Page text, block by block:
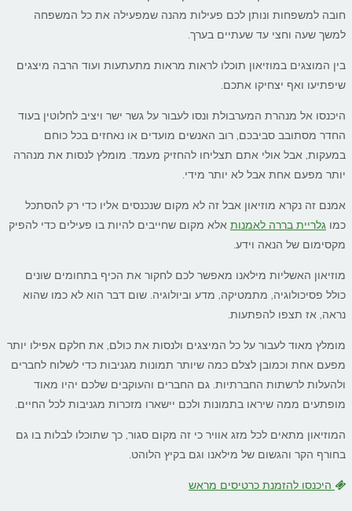
חובה למשפחות ונותן לכם פעילות מהנה שמפעילה את כל המשפחה
למשך שעה וחצי עד שעתיים בערך.
בין המוצגים במוזיאון תוכלו לראות מראות מתעתעות ועוד הרבה מיצגים
שיפתיעו ואף יצחיקו אתכם.
היכנסו אל מנהרת המערבולת ונסו לעבור על גשר ישר ויציב לחלוטין בעוד
החדר מסתובב סביבכם, רוב האנשים מועדים או נאחזים בכל כוחם
במעקות, אבל אולי אתם תצליחו להחזיק מעמד. מומלץ לנסות את מנהרה
יותר מפעם אחת אבל לא יותר מידי.
אמנם זה נקרא מוזיאון אבל זה לא מקום שנכנסים אליו כדי רק להסתכל
כמו גלריית בררה לאמנות אלא מקום שחייבים להיות בו פעילים כדי להפיק
מקסימום של הנאה וידע.
מוזיאון האשליות מילאנו מאפשר לכם לחקור את הכיף בתחומים שונים
כולל פסיכולוגיה, מתמטיקה, מדע וביולוגיה. שום דבר הוא לא כמו שהוא
נראה, אז תצפו להפתעות.
מומלץ מאוד לעבור על כל המיצגים ולנסות את כולם, את חלקם אפילו יותר
מפעם אחת וכמובן לצלם כמה שיותר תמונות מגניבות כדי לשלוח לחברים
ולהעלות לרשתות החברתיות. גם החברים והעוקבים שלכם יהיו מאוד
מופתעים ממה שיראו בתמונות ולכם יישארו מזכרות מגניבות לכל החיים.
המוזיאון מתאים לכל מזג אוויר כי זה מקום סגור, כך שתוכלו לבלות בו גם
בחורף הקר והגשום של מילאנו וגם בקיץ הלוהט.
היכנסו להזמנת כרטיסים מראש